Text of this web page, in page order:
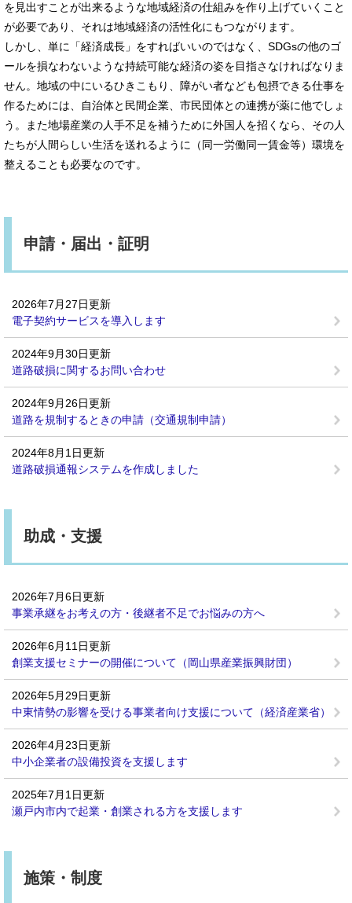
を見出すことが出来るような地域経済の仕組みを作り上げていくこと
が必要であり、それは地域経済の活性化にもつながります。
しかし、単に「経済成長」をすればいいのではなく、SDGsの他のゴ
ールを損なわないような持続可能な経済の姿を目指さなければなりま
せん。地域の中にいるひきこもり、障がい者なども包摂できる仕事を
作るためには、自治体と民間企業、市民団体との連携が薬に他でしょ
う。また地場産業の人手不足を補うために外国人を招くなら、その人
たちが人間らしい生活を送れるように（同一労働同一賃金等）環境を
整えることも必要なのです。
申請・届出・証明
2026年7月27日更新
電子契約サービスを導入します
2024年9月30日更新
道路破損に関するお問い合わせ
2024年9月26日更新
道路を規制するときの申請（交通規制申請）
2024年8月1日更新
道路破損通報システムを作成しました
助成・支援
2026年7月6日更新
事業承継をお考えの方・後継者不足でお悩みの方へ
2026年6月11日更新
創業支援セミナーの開催について（岡山県産業振興財団）
2026年5月29日更新
中東情勢の影響を受ける事業者向け支援について（経済産業省）
2026年4月23日更新
中小企業者の設備投資を支援します
2025年7月1日更新
瀬戸内市内で起業・創業される方を支援します
施策・制度